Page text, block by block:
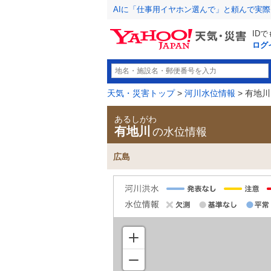
AIに「仕事用イヤホン選んで」と頼んで実
ID
ログ
天気・災害トップ> 河川水位情報 > 有地川
あるしがわ
有地川 の水位情報
広島